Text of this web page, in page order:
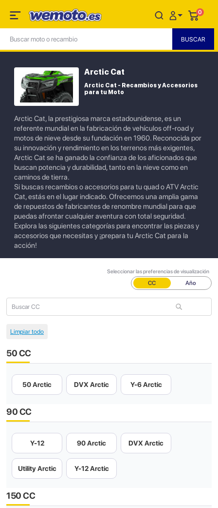
0
Arctic Cat
Arctic Cat - Recambios y Accesorios
para tu Moto
Arctic Cat, la prestigiosa marca estadounidense, es un
referente mundial en la fabricación de vehículos off-road y
motos de nieve desde su fundación en 1960. Reconocida por
su innovación y rendimiento en los terrenos más exigentes,
Arctic Cat se ha ganado la confianza de los aficionados que
buscan potencia y durabilidad, tanto en la nieve como en
caminos de tierra.
Si buscas recambios o accesorios para tu quad o ATV Arctic
Cat, estás en el lugar indicado. Ofrecemos una amplia gama
de repuestos de fabricantes de renombre mundial para que
puedas afrontar cualquier aventura con total seguridad.
Explora las siguientes categorías para encontrar las piezas y
accesorios que necesitas y ¡prepara tu Arctic Cat para la
acción!
Seleccionar las preferencias de visualización
CC Año
50 CC
50 Arctic DVX Arctic Y-6 Arctic
90 CC
Y-12 90 Arctic DVX Arctic
Utility Arctic Y-12 Arctic
150 CC